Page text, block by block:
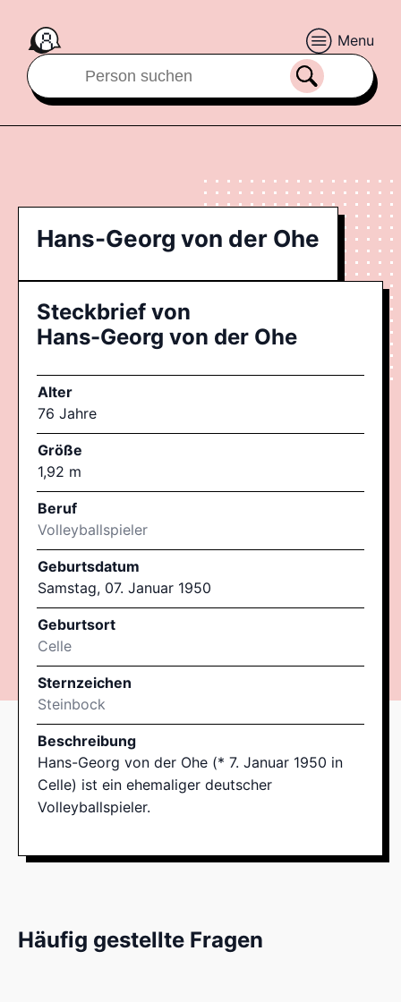
Menu
Hans-Georg von der Ohe
Steckbrief von
Hans-Georg von der Ohe
Alter
76 Jahre
Größe
1,92 m
Beruf
Volleyballspieler
Geburtsdatum
Samstag, 07. Januar 1950
Geburtsort
Celle
Sternzeichen
Steinbock
Beschreibung
Hans-Georg von der Ohe (* 7. Januar 1950 in
Celle) ist ein ehemaliger deutscher
Volleyballspieler.
Häufig gestellte Fragen